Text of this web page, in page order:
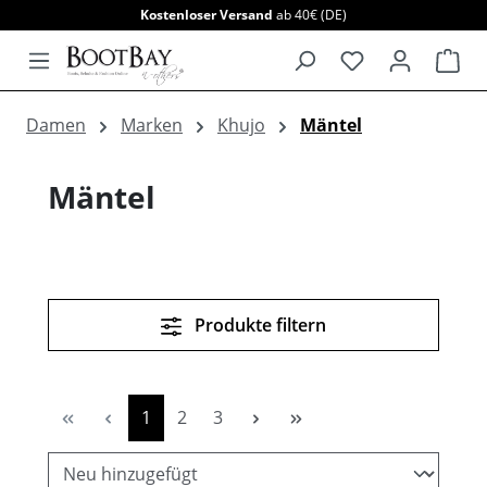
Kostenloser Versand ab 40€ (DE)
Damen Marken Khujo Mäntel
Mäntel
Produkte filtern
Seite
1 Seite
2 Seite
3